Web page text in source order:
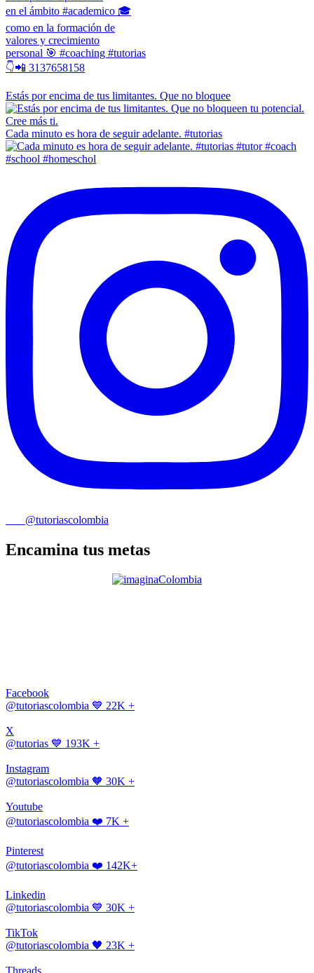
en el ámbito #academico 🎓
como en la formación de
valores y crecimiento
personal 🎯 #coaching #tutorias
👇📲 3137658158
Estás por encima de tus limitantes. Que no bloquee
Cada minuto es hora de seguir adelante. #tutorias
@tutoriascolombia
Encamina tus metas
Facebook
@tutoriascolombia 💙 22K +
X
@tutorias 💙 193K +
Instagram
@tutoriascolombia 🧡 30K +
Youtube
@tutoriascolombia ❤️ 7K +
Pinterest
@tutoriascolombia ❤️ 142K+
Linkedin
@tutoriascolombia 💙 30K +
TikTok
@tutoriascolombia 🖤 23K +
Threads